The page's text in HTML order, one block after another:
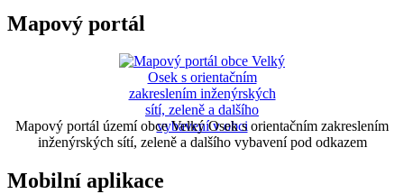
Mapový portál
Mapový portál území obce Velký Osek s orientačním zakreslením
inženýrských sítí, zeleně a dalšího vybavení pod odkazem
Mobilní aplikace